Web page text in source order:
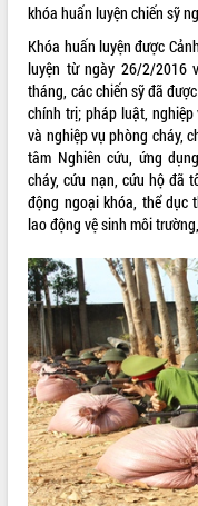
THÔNG TIN CHỈ ĐẠO ĐIỀU HÀNH
HỆ THỐNG VĂN BẢN
VĂN BẢN HĐND TỈNH
ĐIỂM TIN VĂN BẢN
QUY HOẠCH - KẾ HOẠCH
khóa huấn luyện chiến sỹ
Khóa huấn luyện được
luyện từ ngày 26/2/2016
tháng, các chiến sỹ đã
chính trị; pháp luật, nghiệp
và nghiệp vụ phòng cháy,
tâm Nghiên cứu, ứng
cháy, cứu nạn, cứu hộ đã
động ngoại khóa, thể dục
lao động vệ sinh môi